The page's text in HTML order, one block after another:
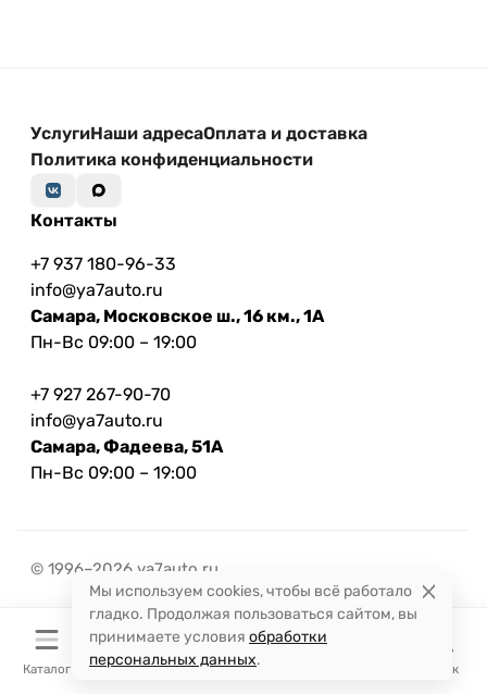
Каталог Корзина Избранное Поиск
УслугиНаши адресаОплата и доставка
Политика конфиденциальности
Контакты
+7 937 180-96-33
info@ya7auto.ru
Самара, Московское ш., 16 км., 1А
Пн-Вс 09:00 – 19:00
+7 927 267-90-70
info@ya7auto.ru
Самара, Фадеева, 51А
Пн-Вс 09:00 – 19:00
© 1996–2026 ya7auto.ru
Мы используем cookies, чтобы всё работало
гладко. Продолжая пользоваться сайтом, вы
принимаете условия обработки
персональных данных.